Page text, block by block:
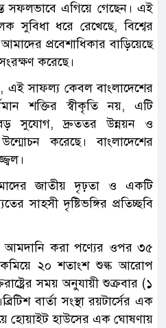
সফলভাবে এগিয়ে গেছেন। এই
সুবিধা ধরে রেখেছে, বিশ্বের
প্রবেশাধিকার বাড়িয়েছে
করেছে।
এই সাফল্য কেবল বাংলাদেশের
শক্তির স্বীকৃতি নয়, এটি
সুযোগ, দ্রুততর উন্নয়ন ও
উন্মোচন করেছে। বাংলাদেশের
জাতীয় দৃঢ়তা ও একটি
সাহসী দৃষ্টিভঙ্গির প্রতিচ্ছবি
আমদানি করা পণ্যের ওপর ৩৫
২০ শতাংশ শুল্ক আরোপ
সময় অনুযায়ী শুক্রবার (১
বার্তা সংস্থা রয়টার্সের এক
হোয়াইট হাউসের এক ঘোষণায়